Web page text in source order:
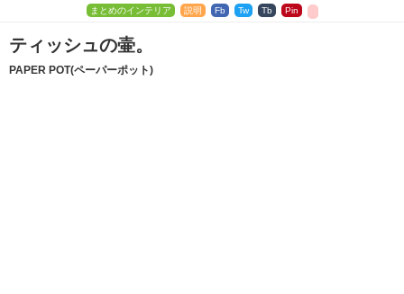
まとめのインテリア 説明 Fb Tw Tb Pin
ティッシュの壷。
PAPER POT(ペーパーポット)